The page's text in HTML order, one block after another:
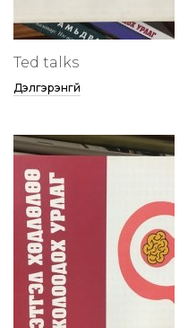
Ted talks
Дэлгэрэнгүй